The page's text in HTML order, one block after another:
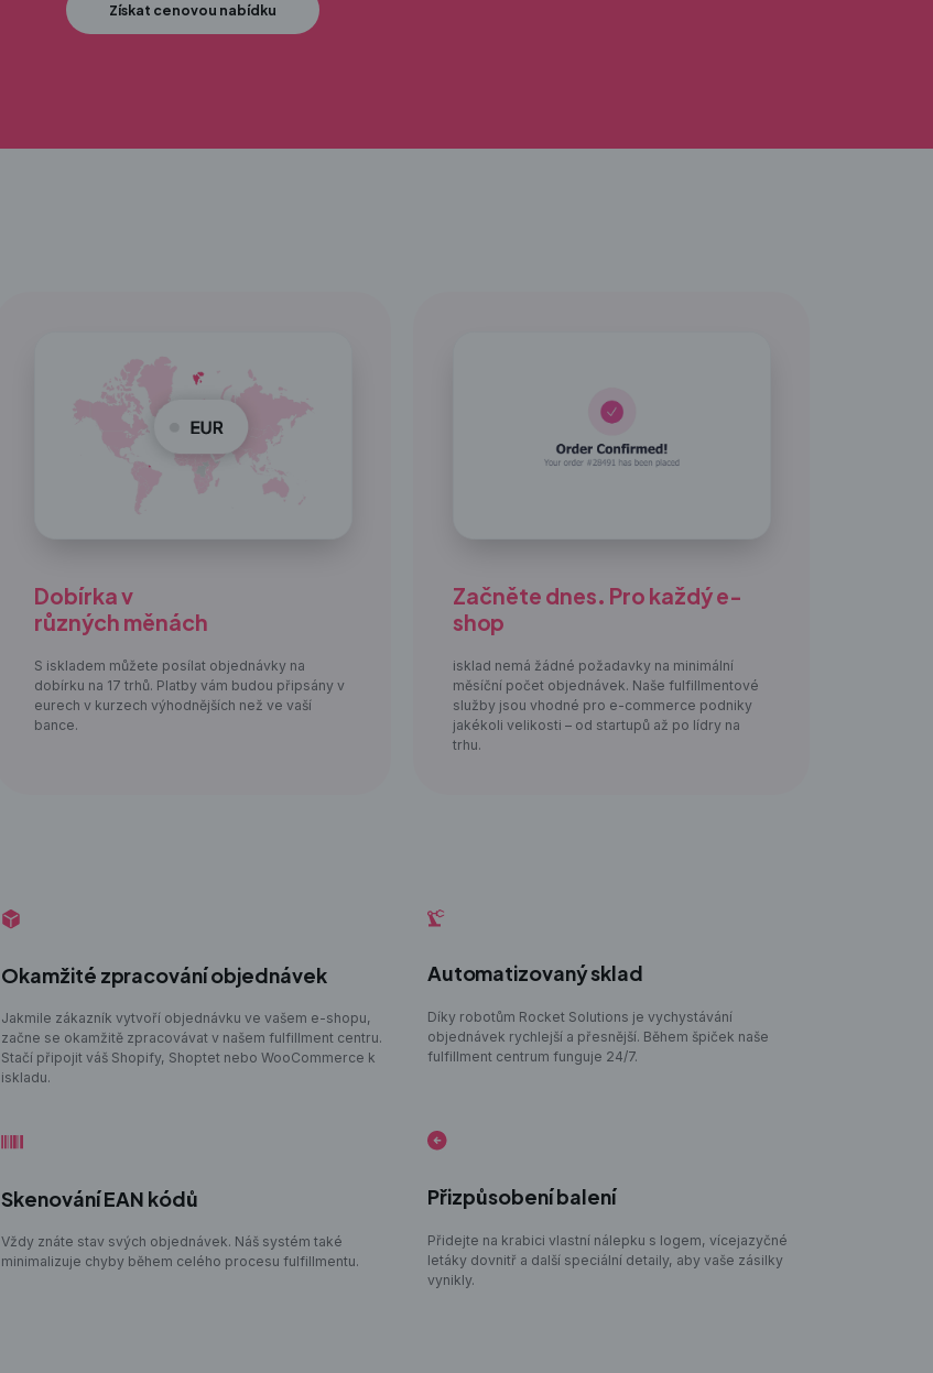
Získat cenovou nabídku
Dobírka v
různých měnách
S iskladem můžete posílat objednávky na
dobírku na 17 trhů. Platby vám budou připsány v
eurech v kurzech výhodnějších než ve vaší
bance.
Začněte dnes. Pro každý e-
shop
isklad nemá žádné požadavky na minimální
měsíční počet objednávek. Naše fulfillmentové
služby jsou vhodné pro e-commerce podniky
jakékoli velikosti – od startupů až po lídry na
trhu.
Okamžité zpracování objednávek
Jakmile zákazník vytvoří objednávku ve vašem e-shopu,
začne se okamžitě zpracovávat v našem fulfillment centru.
Stačí připojit váš Shopify, Shoptet nebo WooCommerce k
iskladu.
Automatizovaný sklad
Díky robotům Rocket Solutions je vychystávání
objednávek rychlejší a přesnější. Během špiček naše
fulfillment centrum funguje 24/7.
Skenování EAN kódů
Vždy znáte stav svých objednávek. Náš systém také
minimalizuje chyby během celého procesu fulfillmentu.
Přizpůsobení balení
Přidejte na krabici vlastní nálepku s logem, vícejazyčné
letáky dovnitř a další speciální detaily, aby vaše zásilky
vynikly.